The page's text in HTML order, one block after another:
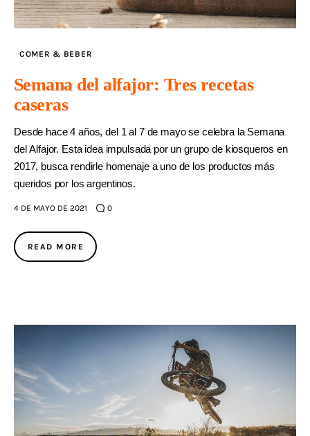
COMER & BEBER
Semana del alfajor: Tres recetas
caseras
Desde hace 4 años, del 1 al 7 de mayo se celebra la Semana
del Alfajor. Esta idea impulsada por un grupo de kiosqueros en
2017, busca rendirle homenaje a uno de los productos más
queridos por los argentinos.
4 DE MAYO DE 2021 0
READ MORE